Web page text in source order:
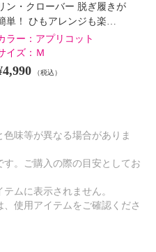
ン・クローバー 脱ぎ履きが
単！ ひもアレンジも楽…
ラー： アプリコット
イズ： Ｍ
（税込）
味等が異なる場合がありま
。ご購入の際の目安としてお
ムに表示されません。
使用アイテムをご確認くださ